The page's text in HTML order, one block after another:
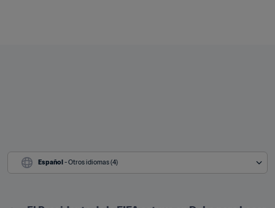
Español - Otros idiomas (4)